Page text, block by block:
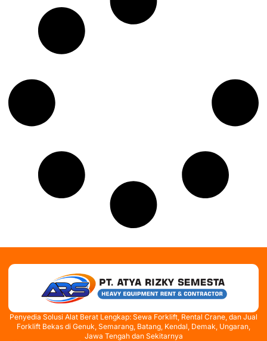
Penyedia Solusi Alat Berat Lengkap: Sewa Forklift, Rental Crane, dan Jual
Forklift Bekas di Genuk, Semarang, Batang, Kendal, Demak, Ungaran,
Jawa Tengah dan Sekitarnya